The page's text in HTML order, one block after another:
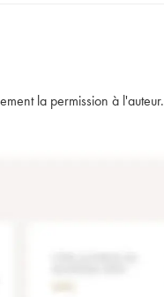
la permission à l'auteur.